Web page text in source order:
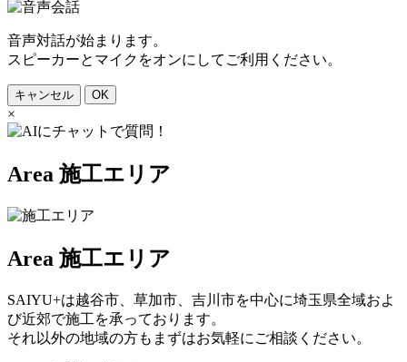
音声対話が始まります。
スピーカーとマイクをオンにしてご利用ください。
キャンセル OK
×
Area 施工エリア
Area 施工エリア
SAIYU+は越谷市、草加市、吉川市を中心に埼玉県全域およ
び近郊で施工を承っております。
それ以外の地域の方もまずはお気軽にご相談ください。